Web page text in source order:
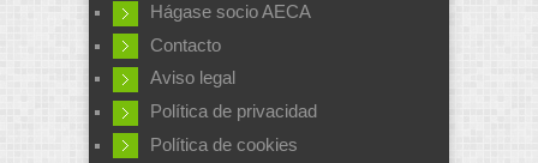
Hágase socio AECA
Contacto
Aviso legal
Política de privacidad
Política de cookies